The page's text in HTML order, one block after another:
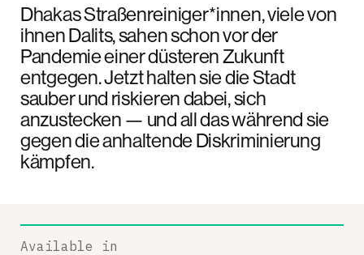
Dhakas Straßenreiniger*innen, viele von
ihnen Dalits, sahen schon vor der
Pandemie einer düsteren Zukunft
entgegen. Jetzt halten sie die Stadt
sauber und riskieren dabei, sich
anzustecken — und all das während sie
gegen die anhaltende Diskriminierung
kämpfen.
Available in